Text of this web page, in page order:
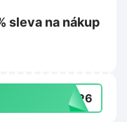
sleva na nákup
0EP6